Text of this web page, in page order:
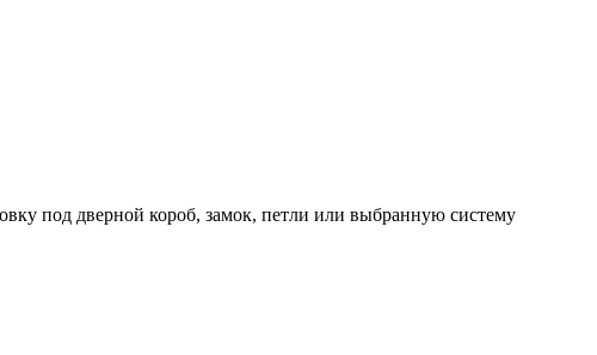
под дверной короб, замок, петли или выбранную систему